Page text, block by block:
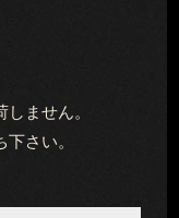
ません。
さい。